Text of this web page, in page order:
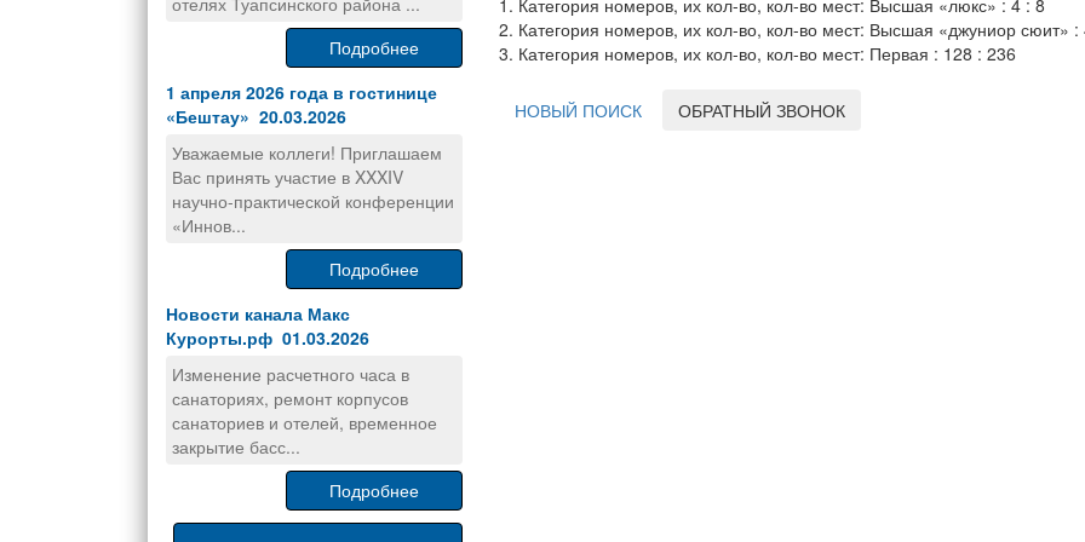
Подробнее
1 апреля 2026 года в гостинице
«Бештау» 20.03.2026
Уважаемые коллеги! Приглашаем
Вас принять участие в XXXIV
научно-практической конференции
«Иннов...
Подробнее
Новости канала Макс
Курорты.рф 01.03.2026
Изменение расчетного часа в
санаториях, ремонт корпусов
санаториев и отелей, временное
закрытие басс...
Подробнее
1. Категория номеров, их кол-во, кол-во мест: Высшая «люкс» : 4 : 8
2. Категория номеров, их кол-во, кол-во мест: Высшая «джуниор сюит» :
3. Категория номеров, их кол-во, кол-во мест: Первая : 128 : 236
НОВЫЙ ПОИСК ОБРАТНЫЙ ЗВОНОК